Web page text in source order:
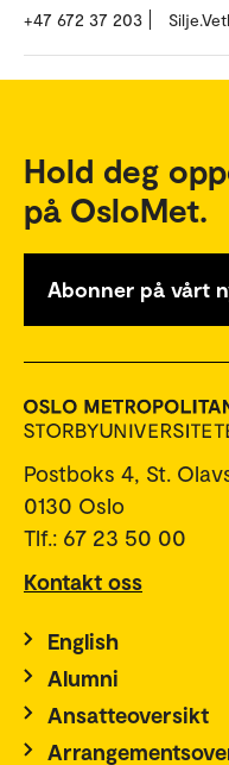
+47 672 37 203
Hold deg
på OsloMet.
Abonner på vårt
Postboks 4, St.
0130 Oslo
Tlf.: 67 23 50 00
Kontakt oss
English
Alumni
Ansatteoversikt